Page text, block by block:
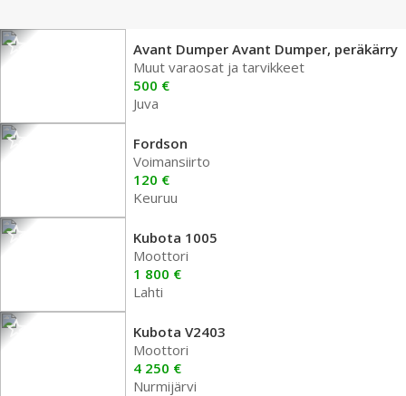
Avant Dumper Avant Dumper, peräkärry
Muut varaosat ja tarvikkeet
500 €
Juva
Fordson
Voimansiirto
120 €
Keuruu
Kubota 1005
Moottori
1 800 €
Lahti
Kubota V2403
Moottori
4 250 €
Nurmijärvi